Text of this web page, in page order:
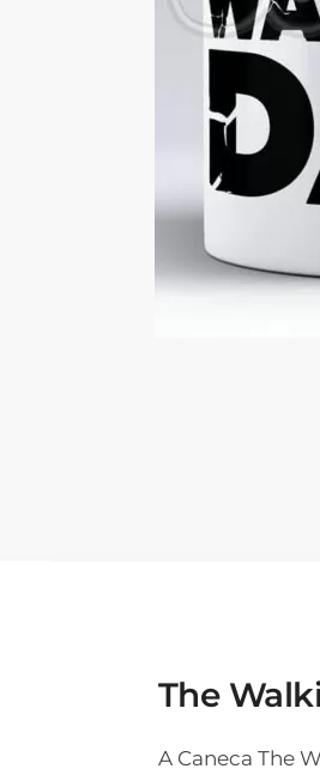
The
A Caneca The